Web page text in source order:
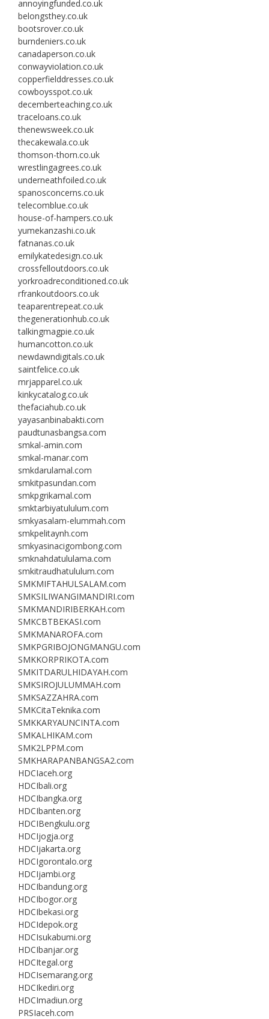
annoyingfunded.co.uk
belongsthey.co.uk
bootsrover.co.uk
burndeniers.co.uk
canadaperson.co.uk
conwayviolation.co.uk
copperfielddresses.co.uk
cowboysspot.co.uk
decemberteaching.co.uk
traceloans.co.uk
thenewsweek.co.uk
thecakewala.co.uk
thomson-thorn.co.uk
wrestlingagrees.co.uk
underneathfoiled.co.uk
spanosconcerns.co.uk
telecomblue.co.uk
house-of-hampers.co.uk
yumekanzashi.co.uk
fatnanas.co.uk
emilykatedesign.co.uk
crossfelloutdoors.co.uk
yorkroadreconditioned.co.uk
rfrankoutdoors.co.uk
teaparentrepeat.co.uk
thegenerationhub.co.uk
talkingmagpie.co.uk
humancotton.co.uk
newdawndigitals.co.uk
saintfelice.co.uk
mrjapparel.co.uk
kinkycatalog.co.uk
thefaciahub.co.uk
yayasanbinabakti.com
paudtunasbangsa.com
smkal-amin.com
smkal-manar.com
smkdarulamal.com
smkitpasundan.com
smkpgrikamal.com
smktarbiyatululum.com
smkyasalam-elummah.com
smkpelitaynh.com
smkyasinacigombong.com
smknahdatululama.com
smkitraudhatululum.com
SMKMIFTAHULSALAM.com
SMKSILIWANGIMANDIRI.com
SMKMANDIRIBERKAH.com
SMKCBTBEKASI.com
SMKMANAROFA.com
SMKPGRIBOJONGMANGU.com
SMKKORPRIKOTA.com
SMKITDARULHIDAYAH.com
SMKSIROJULUMMAH.com
SMKSAZZAHRA.com
SMKCitaTeknika.com
SMKKARYAUNCINTA.com
SMKALHIKAM.com
SMK2LPPM.com
SMKHARAPANBANGSA2.com
HDCIaceh.org
HDCIbali.org
HDCIbangka.org
HDCIbanten.org
HDCIBengkulu.org
HDCIjogja.org
HDCIjakarta.org
HDCIgorontalo.org
HDCIjambi.org
HDCIbandung.org
HDCIbogor.org
HDCIbekasi.org
HDCIdepok.org
HDCIsukabumi.org
HDCIbanjar.org
HDCItegal.org
HDCIsemarang.org
HDCIkediri.org
HDCImadiun.org
PRSIaceh.com